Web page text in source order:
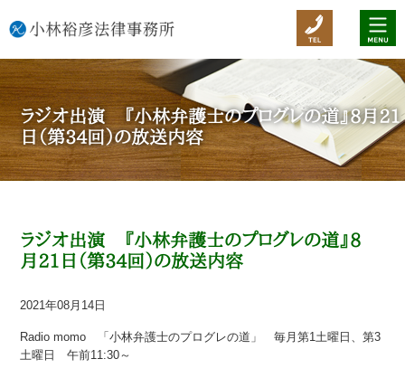
ラジオ出演 『小林弁護士のプログレの道』8月21
日（第34回）の放送内容
ラジオ出演 『小林弁護士のプログレの道』8
月21日（第34回）の放送内容
2021年08月14日
Radio momo 「小林弁護士のプログレの道」 毎月第1土曜日、第3
土曜日 午前11:30～